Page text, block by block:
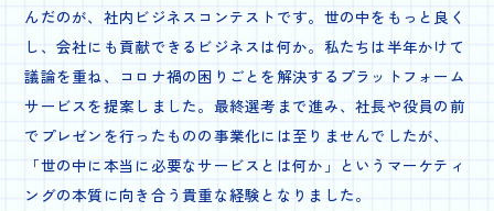
んだのが、社内ビジネスコンテストです。世の中をもっと良く
し、会社にも貢献できるビジネスは何か。私たちは半年かけて
議論を重ね、コロナ禍の困りごとを解決するプラットフォーム
サービスを提案しました。最終選考まで進み、社長や役員の前
でプレゼンを行ったものの事業化には至りませんでしたが、
「世の中に本当に必要なサービスとは何か」というマーケティ
ングの本質に向き合う貴重な経験となりました。